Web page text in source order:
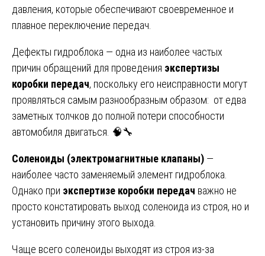
давления, которые обеспечивают своевременное и
плавное переключение передач.
Дефекты гидроблока — одна из наиболее частых
причин обращений для проведения экспертизы
коробки передач, поскольку его неисправности могут
проявляться самым разнообразным образом: от едва
заметных толчков до полной потери способности
автомобиля двигаться. 🧠🔧
Соленоиды (электромагнитные клапаны) —
наиболее часто заменяемый элемент гидроблока.
Однако при экспертизе коробки передач важно не
просто констатировать выход соленоида из строя, но и
установить причину этого выхода.
Чаще всего соленоиды выходят из строя из-за